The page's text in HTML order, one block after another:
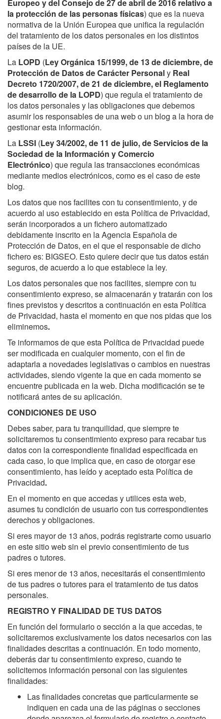
Europeo y del Consejo de 27 de abril de 2016 relativo a
la protección de las personas físicas) que es la nueva
normativa de la Unión Europea que unifica la regulación
del tratamiento de los datos personales en los distintos
países de la UE.
La LOPD (Ley Orgánica 15/1999, de 13 de diciembre, de
Protección de Datos de Carácter Personaly Real
Decreto 1720/2007, de 21 de diciembre, el Reglamento
de desarrollo de la LOPD) que regula el tratamiento de
los datos personales y las obligaciones que debemos
asumir los responsables de una web o un blog a la hora de
gestionar esta información.
La LSSI (Ley 34/2002, de 11 de julio, de Servicios de la
Sociedad de la Información y Comercio
Electrónico) que regula las transacciones económicas
mediante medios electrónicos, como es el caso de este
blog.
Los datos que nos facilites con tu consentimiento, y de
acuerdo al uso establecido en esta Política de Privacidad,
serán incorporados a un fichero automatizado
debidamente inscrito en la Agencia Española de
Protección de Datos, en el que el responsable de dicho
fichero es: BIGSEO. Esto quiere decir que tus datos están
seguros, de acuerdo a lo que establece la ley.
Los datos personales que nos facilites, siempre con tu
consentimiento expreso, se almacenarán y tratarán con los
fines previstos y descritos a continuación en esta Política
de Privacidad, hasta el momento en que nos pidas que los
eliminemos.
Te informamos de que esta Política de Privacidad puede
ser modificada en cualquier momento, con el fin de
adaptarla a novedades legislativas o cambios en nuestras
actividades, siendo vigente la que en cada momento se
encuentre publicada en la web. Dicha modificación se te
notificará antes de su aplicación.
CONDICIONES DE USO
Debes saber, para tu tranquilidad, que siempre te
solicitaremos tu consentimiento expreso para recabar tus
datos con la correspondiente finalidad especificada en
cada caso, lo que implica que, en caso de otorgar ese
consentimiento, has leído y aceptado esta Política de
Privacidad.
En el momento en que accedas y utilices esta web,
asumes tu condición de usuario con tus correspondientes
derechos y obligaciones.
Si eres mayor de 13 años, podrás registrarte como usuario
en este sitio web sin el previo consentimiento de tus
padres o tutores.
Si eres menor de 13 años, necesitarás el consentimiento
de tus padres o tutores para el tratamiento de tus datos
personales.
REGISTRO Y FINALIDAD DE TUS DATOS
En función del formulario o sección a la que accedas, te
solicitaremos exclusivamente los datos necesarios con las
finalidades descritas a continuación. En todo momento,
deberás dar tu consentimiento expreso, cuando te
solicitemos información personal con las siguientes
finalidades:
Las finalidades concretas que particularmente se
indiquen en cada una de las páginas o secciones